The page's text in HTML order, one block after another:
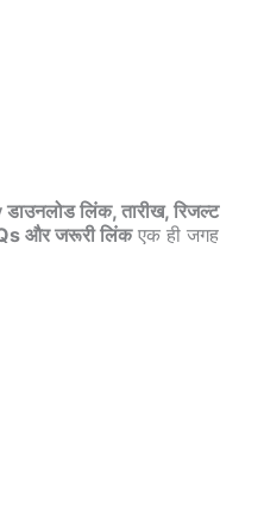
लिंक, तारीख, रिजल्ट
और जरूरी लिंकएक ही जगह